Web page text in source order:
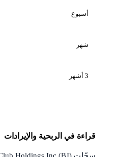
أسبوع
شهر
3 أشهر
قراءة في الربحية والإيرادات